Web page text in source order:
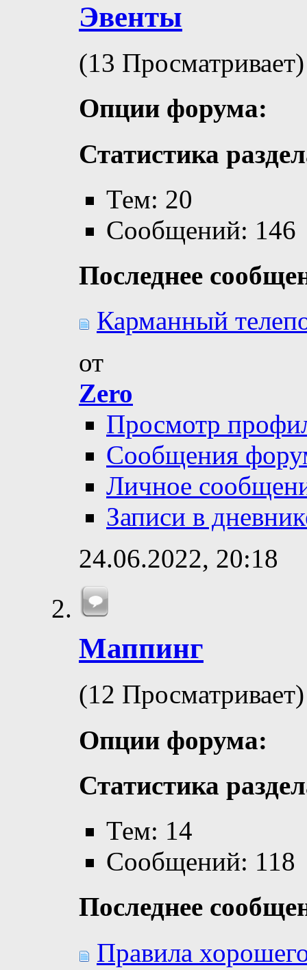
Эвенты
(13 Просматривает)
Опции форума:
Статистика
Тем: 20
Сообщений: 146
Последнее
Карманный
от
Zero
Просмотр
Сообщения
Личное
Записи в
24.06.2022, 20:18
Маппинг
(12 Просматривает)
Опции форума:
Статистика
Тем: 14
Сообщений: 118
Последнее
Правила